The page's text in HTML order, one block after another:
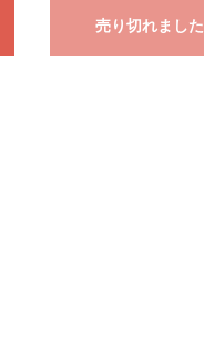
売り切れました